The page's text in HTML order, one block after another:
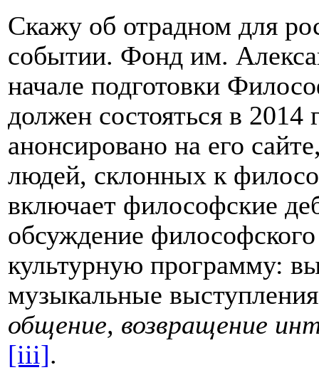
Скажу об отрадном для
событии. Фонд им.
начале подготовки
должен состояться в
анонсировано на его
людей, склонных к
включает философские
обсуждение
культурную программу:
музыкальные
общение, возвращение
[iii].